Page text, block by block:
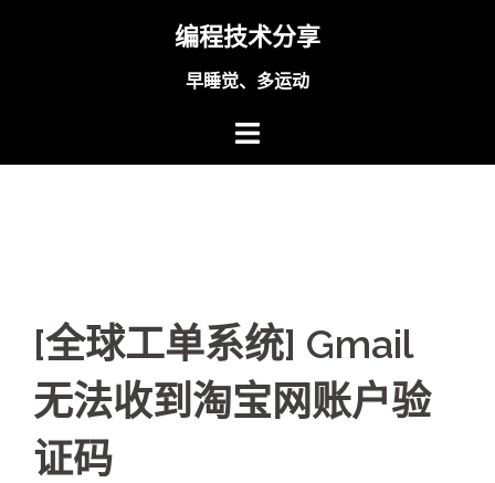
编程技术分享
早睡觉、多运动
[全球工单系统] Gmail
无法收到淘宝网账户验
证码